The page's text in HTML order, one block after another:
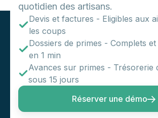
quotidien des artisans.
Devis et factures - Eligibles aux
les coups
Dossiers de primes - Complets
en 1 min
Avances sur primes - Trésorerie
sous 15 jours
Réserver une démo